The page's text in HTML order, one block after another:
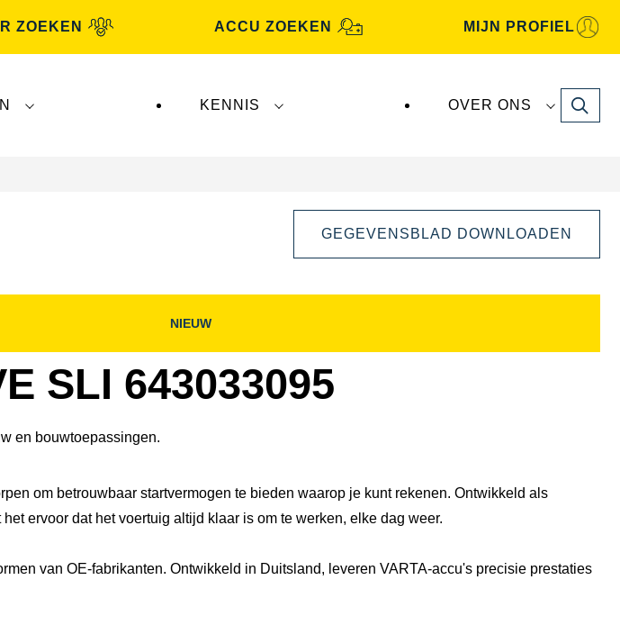
ZOEKEN ACCU ZOEKEN MIJN PROFIEL
KENNIS OVER ONS Search
GEGEVENSBLAD DOWNLOADEN
Dialoogvenster
NIEUW
SLI 643033095
en bouwtoepassingen.
om betrouwbaar startvermogen te bieden waarop je kunt rekenen. Ontwikkeld als
ervoor dat het voertuig altijd klaar is om te werken, elke dag weer.
van OE-fabrikanten. Ontwikkeld in Duitsland, leveren VARTA-accu's precisie prestaties